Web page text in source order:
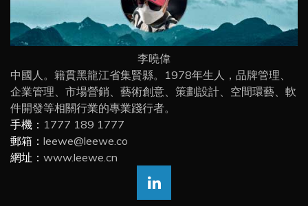
李曉偉
中國人。籍貫黑龍江省集賢縣。1978年生人，品牌管理、
企業管理、市場營銷、藝術創意、策劃設計、空間環藝、軟
件開發等相關行業的專業踐行者。
手機： 1777 189 1777
郵箱： leewe@leewe.co
網址： www.leewe.cn